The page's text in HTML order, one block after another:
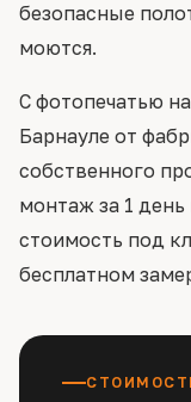
безопасные
моются.
С фотопечатью
Барнауле от
собственного
монтаж за 1 день
стоимость под
бесплатном